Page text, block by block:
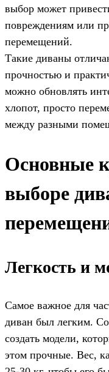
выбор может
повреждениям или
перемещений.
Такие диваны
прочностью и
можно обновлять
хлопот, просто
между разными
Основные
выборе
Легкость и
Самое важное для
диван был легким.
создать модели,
этом прочные. Вес,